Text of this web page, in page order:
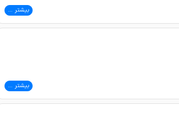
بیشتر ...
بیشتر ...